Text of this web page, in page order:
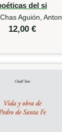
del si
Chas Aguión,
12,00 €